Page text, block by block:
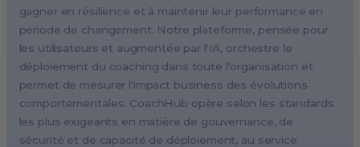
gagner en résilience et à maintenir leur performance en
période de changement. Notre plateforme, pensée pour
les utilisateurs et augmentée par l'IA, orchestre le
déploiement du coaching dans toute l'organisation et
permet de mesurer l'impact business des évolutions
comportementales. CoachHub opère selon les standards
les plus exigeants en matière de gouvernance, de
sécurité et de capacité de déploiement, au service
Milan, Italy
Madrid, Spain
Vienna, Austria
Copenhagen, Denmark
Brussels, Belgium